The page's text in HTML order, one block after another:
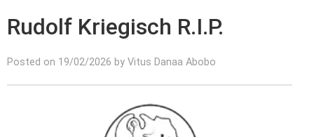
Rudolf Kriegisch R.I.P.
Posted on 19/02/2026 by Vitus Danaa Abobo